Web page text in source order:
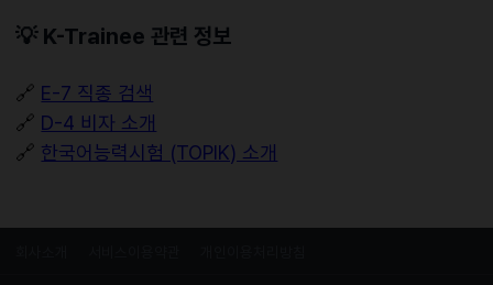
💡K-Trainee 관련 정보
🔗 E-7 직종 검색
🔗 D-4 비자 소개
🔗 한국어능력시험 (TOPIK) 소개